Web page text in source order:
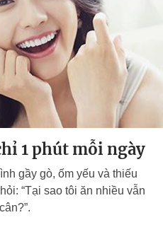
1 phút mỗi ngày
gầy gò, ốm yếu và thiếu
“Tại sao tôi ăn nhiều vẫn